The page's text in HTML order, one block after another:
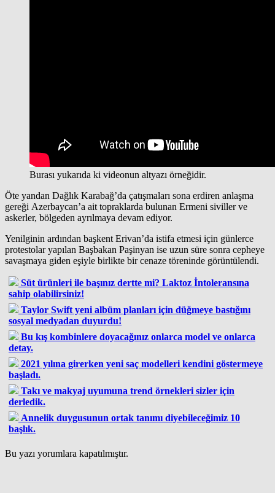
Burası yukarıda ki videonun altyazı örneğidir.
Öte yandan Dağlık Karabağ’da çatışmaları sona erdiren anlaşma
gereği Azerbaycan’a ait topraklarda bulunan Ermeni siviller ve
askerler, bölgeden ayrılmaya devam ediyor.
Yenilginin ardından başkent Erivan’da istifa etmesi için günlerce
protestolar yapılan Başbakan Paşinyan ise uzun süre sonra cepheye
savaşmaya giden eşiyle birlikte bir cenaze töreninde görüntülendi.
Süt ürünleri ile başınız dertte mi? Laktoz İntoleransına
sahip olabilirsiniz!
Taylor Swift yeni albüm planları için düğmeye bastığını
sosyal medyadan duyurdu!
Bu kış kombinlere doyacağınız onlarca model ve onlarca
detay.
2021 yılına girerken yeni saç modelleri kendini göstermeye
başladı.
Takı ve makyaj uyumuna trend örnekleri sizler için
derledik.
Annelik duygusunun ortak tanımı diyebileceğimiz 10
başlık.
Bu yazı yorumlara kapatılmıştır.